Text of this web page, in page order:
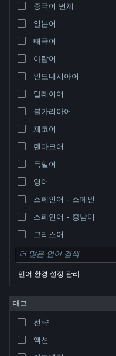
언어 변경
Steam 모바일 앱 다운로드
PC 웹사이트 보기
© Valve Corporation. 모든 권리 보유. 모
및 기타 국가에서 각각 해당 소유자의 재
환불| 쿠키
중국어 번체
일본어
태국어
아랍어
인도네시아어
말레이어
불가리아어
체코어
덴마크어
독일어
영어
스페인어 - 스페인
스페인어 - 중남미
그리스어
언어 환경 설정 관리
태그
전략
액션
검색 결과가 0개 있습니다. 환경
습니다.